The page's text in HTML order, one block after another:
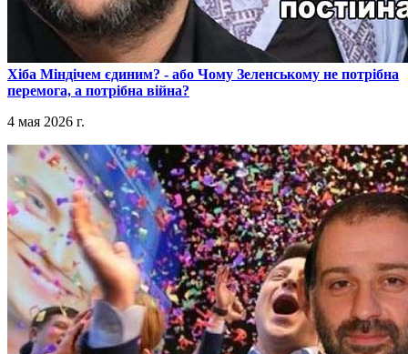
​Хіба Міндічем єдиним? - або Чому Зеленському не потрібна
перемога, а потрібна війна?
4 мая 2026 г.